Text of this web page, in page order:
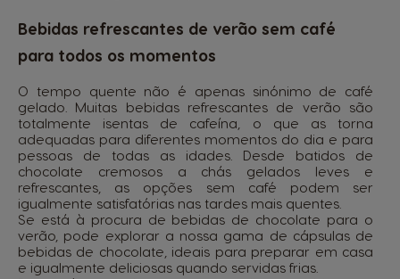
Bebidas refrescantes de verão sem café
para todos os momentos
O tempo quente não é apenas sinónimo de café
gelado. Muitas bebidas refrescantes de verão são
totalmente isentas de cafeína, o que as torna
adequadas para diferentes momentos do dia e para
pessoas de todas as idades. Desde batidos de
chocolate cremosos a chás gelados leves e
refrescantes, as opções sem café podem ser
igualmente satisfatórias nas tardes mais quentes.
Se está à procura de bebidas de chocolate para o
verão, pode explorar a nossa gama de cápsulas de
bebidas de chocolate , ideais para preparar em casa
e igualmente deliciosas quando servidas frias.